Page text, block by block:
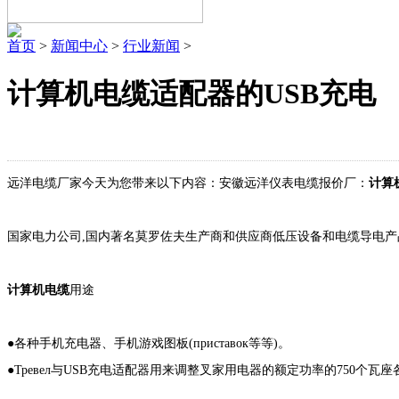
首页 > 新闻中心 > 行业新闻 >
计算机电缆适配器的USB充电
远洋电缆厂家今天为您带来以下内容：安徽远洋仪表电缆报价厂： 计算
国家电力公司,国内著名莫罗佐夫生产商和供应商低压设备和电缆导电
计算机电缆用途
●各种手机充电器、手机游戏图板(приставок等等)。
●Тревел与USB充电适配器用来调整叉家用电器的额定功率的750个瓦座